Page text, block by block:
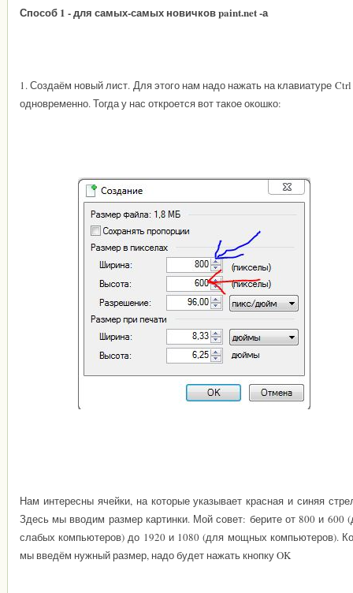
Способ 1 - для самых-самых новичков paint.net -а
1. Создаём новый лист. Для этого нам надо нажать на клавиатуре Ctrl
одновременно. Тогда у нас откроется вот такое окошко:
Нам интересны ячейки, на которые указывает красная и синяя
Здесь мы вводим размер картинки. Мой совет: берите от 800 и 600
слабых компьютеров) до 1920 и 1080 (для мощных компьютеров).
мы введём нужный размер, надо будет нажать кнопку OK